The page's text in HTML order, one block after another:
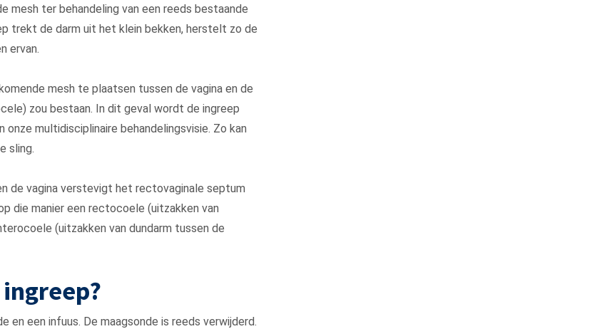
mesh ter behandeling van een reeds bestaande
trekt de darm uit het klein bekken, herstelt zo de
ervan.
mesh te plaatsen tussen de vagina en de
zou bestaan. In dit geval wordt de ingreep
multidisciplinaire behandelingsvisie. Zo kan
sling.
de vagina verstevigt het rectovaginale septum
die manier een rectocoele (uitzakken van
(uitzakken van dundarm tussen de
een infuus. De maagsonde is reeds verwijderd.